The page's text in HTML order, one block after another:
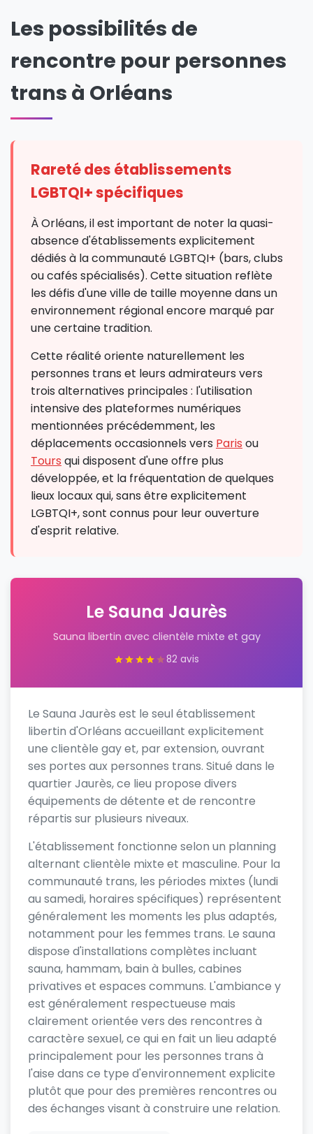
Les possibilités de
rencontre pour personnes
trans à Orléans
Rareté des établissements
LGBTQI+ spécifiques
À Orléans, il est important de noter la quasi-
absence d'établissements explicitement
dédiés à la communauté LGBTQI+ (bars, clubs
ou cafés spécialisés). Cette situation reflète
les défis d'une ville de taille moyenne dans un
environnement régional encore marqué par
une certaine tradition.
Cette réalité oriente naturellement les
personnes trans et leurs admirateurs vers
trois alternatives principales : l'utilisation
intensive des plateformes numériques
mentionnées précédemment, les
déplacements occasionnels vers Paris ou
Tours qui disposent d'une offre plus
développée, et la fréquentation de quelques
lieux locaux qui, sans être explicitement
LGBTQI+, sont connus pour leur ouverture
d'esprit relative.
Le Sauna Jaurès
Sauna libertin avec clientèle mixte et gay
82 avis
Le Sauna Jaurès est le seul établissement
libertin d'Orléans accueillant explicitement
une clientèle gay et, par extension, ouvrant
ses portes aux personnes trans. Situé dans le
quartier Jaurès, ce lieu propose divers
équipements de détente et de rencontre
répartis sur plusieurs niveaux.
L'établissement fonctionne selon un planning
alternant clientèle mixte et masculine. Pour la
communauté trans, les périodes mixtes (lundi
au samedi, horaires spécifiques) représentent
généralement les moments les plus adaptés,
notamment pour les femmes trans. Le sauna
dispose d'installations complètes incluant
sauna, hammam, bain à bulles, cabines
privatives et espaces communs. L'ambiance y
est généralement respectueuse mais
clairement orientée vers des rencontres à
caractère sexuel, ce qui en fait un lieu adapté
principalement pour les personnes trans à
l'aise dans ce type d'environnement explicite
plutôt que pour des premières rencontres ou
des échanges visant à construire une relation.